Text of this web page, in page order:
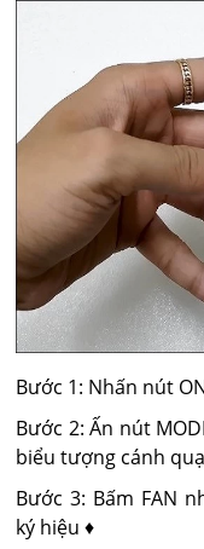
Bước 1: Nhấn nút
Bước 2: Ấn nút
biểu tượng cánh
Bước 3: Bấm FAN
ký hiệu ♦